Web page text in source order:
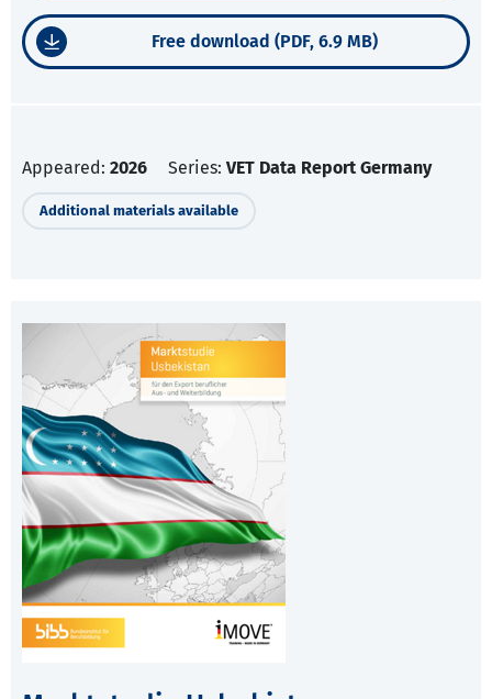
Free download (PDF, 6.9 MB)
Appeared: 2026 Series: VET Data Report Germany
Additional materials available